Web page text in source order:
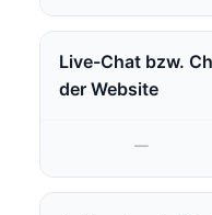
Live-Chat bzw.
der Website
—